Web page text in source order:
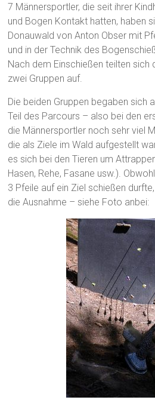
7 Männersportler, die seit ihrer
und Bogen Kontakt hatten, haben
Donauwald von Anton Obser mit
und in der Technik des
Nach dem Einschießen teilten sich
zwei Gruppen auf.
Die beiden Gruppen begaben sich
Teil des Parcours – also bei den
die Männersportler noch sehr viel
die als Ziele im Wald aufgestellt
es sich bei den Tieren um
Hasen, Rehe, Fasane usw.).
3 Pfeile auf ein Ziel schießen
die Ausnahme – siehe Foto anbei: